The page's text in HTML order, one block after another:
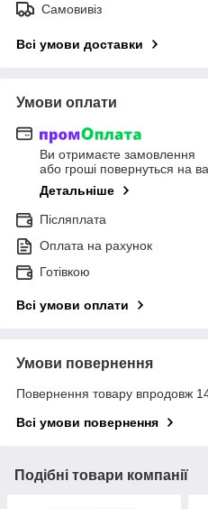
Самовивіз
Всі умови доставки
Умови оплати
Ви отримаєте замовлення
або гроші повернуться на
Детальніше
Післяплата
Оплата на рахунок
Готівкою
Всі умови оплати
Умови повернення
Повернення товару впродовж
Всі умови повернення
Подібні товари компанії